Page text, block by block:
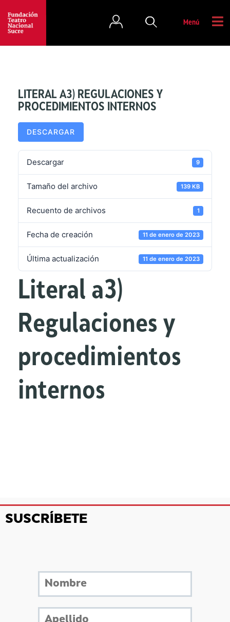
Menú
LITERAL A3) REGULACIONES Y
PROCEDIMIENTOS INTERNOS
DESCARGAR
Descargar 9
Tamaño del archivo 139 KB
Recuento de archivos 1
Fecha de creación 11 de enero de 2023
Última actualización 11 de enero de 2023
Literal a3)
Regulaciones y
procedimientos
internos
SUSCRÍBETE